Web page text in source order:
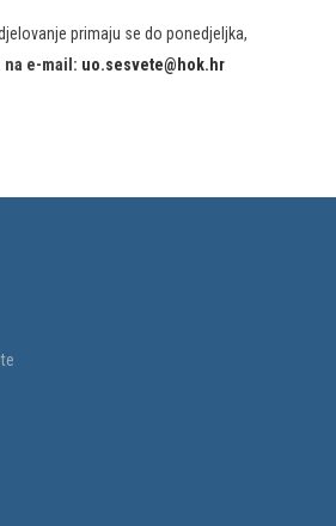
primaju se do ponedjeljka,
na e-mail: uo.sesvete@hok.hr